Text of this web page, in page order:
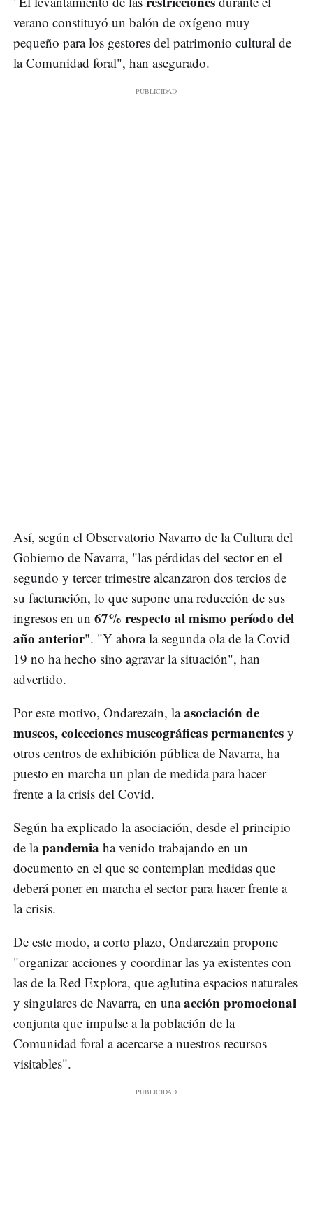
verano constituyó un balón de oxígeno muy
pequeño para los gestores del patrimonio cultural de
la Comunidad foral", han asegurado.
Así, según el Observatorio Navarro de la Cultura del
Gobierno de Navarra, "las pérdidas del sector en el
segundo y tercer trimestre alcanzaron dos tercios de
su facturación, lo que supone una reducción de sus
ingresos en un 67% respecto al mismo período del
año anterior". "Y ahora la segunda ola de la Covid
19 no ha hecho sino agravar la situación", han
advertido.
Por este motivo, Ondarezain, laasociación de
museos, colecciones museográficas permanentes y
otros centros de exhibición pública de Navarra, ha
puesto en marcha un plan de medida para hacer
frente a la crisis del Covid.
Según ha explicado la asociación, desde el principio
de lapandemia ha venido trabajando en un
documento en el que se contemplan medidas que
deberá poner en marcha el sector para hacer frente a
la crisis.
De este modo, a corto plazo, Ondarezain propone
"organizar acciones y coordinar las ya existentes con
las de la Red Explora, que aglutina espacios naturales
y singulares de Navarra, en unaacción promocional
conjunta que impulse a la población de la
Comunidad foral a acercarse a nuestros recursos
visitables".